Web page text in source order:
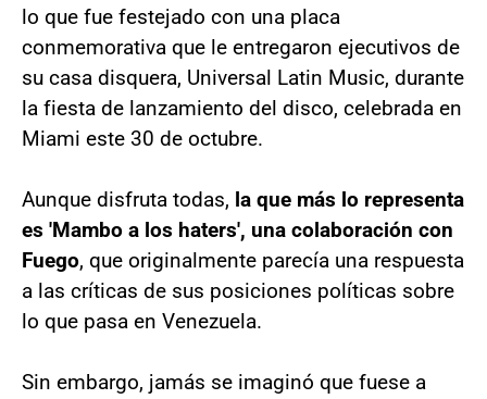
lo que fue festejado con una placa
conmemorativa que le entregaron ejecutivos de
su casa disquera, Universal Latin Music, durante
la fiesta de lanzamiento del disco, celebrada en
Miami este 30 de octubre.
Aunque disfruta todas, la que más lo representa
es 'Mambo a los haters', una colaboración con
Fuego, que originalmente parecía una respuesta
a las críticas de sus posiciones políticas sobre
lo que pasa en Venezuela.
Sin embargo, jamás se imaginó que fuese a